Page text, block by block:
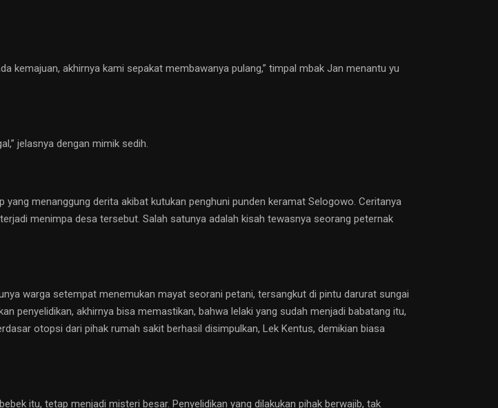
kemajuan, akhirnya kami sepakat membawanya pulang,” timpal mbak Jan menantu yu
jelasnya dengan mimik sedih.
menanggung derita akibat kutukan penghuni punden keramat Selogowo. Ceritanya
menimpa desa tersebut. Salah satunya adalah kisah tewasnya seorang peternak
warga setempat menemukan mayat seorani petani, tersangkut di pintu darurat sungai
penyelidikan, akhirnya bisa memastikan, bahwa lelaki yang sudah menjadi babatang itu,
otopsi dari pihak rumah sakit berhasil disimpulkan, Lek Kentus, demikian biasa
itu, tetap menjadi misteri besar. Penyelidikan yang dilakukan pihak berwajib, tak